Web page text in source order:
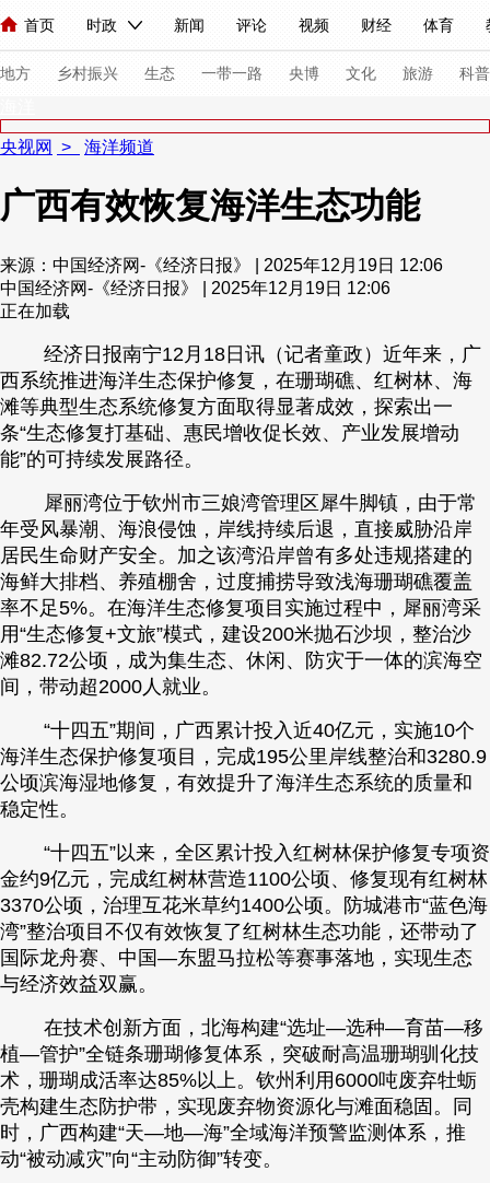
首页 时政 新闻 评论 视频 财经 体育
人民领袖习近平 联播+ 中国领导人 央视快评 习式妙语
直播 栏目大全 节目单 听音 微视频 主持人
海外频道 iPanda English Монгол
地方 乡村振兴 生态 一带一路 央博 文化 旅游 科普
总台春晚 网络春晚
人民领袖习近平 联播+ 热解读 天天学习
现场 前线 比划 快看 蓝海中国 新兵请入列
体育 直播 竞猜 2026年世界杯 2026年冬奥会
VIP会员 CCTV奥林匹克频道
财经 教育 乡村振兴 生态环境 一带一路 央博
大国智造 大国展会 大国保险 云顶对话 云起
央视网 > 海洋频道
广西有效恢复海洋生态功能
来源：中国经济网-《经济日报》 | 2025年12月19日 12:06
中国经济网-《经济日报》 | 2025年12月19日 12:06
正在加载
经济日报南宁12月18日讯（记者童政）近年来，广
西系统推进海洋生态保护修复，在珊瑚礁、红树林、海
滩等典型生态系统修复方面取得显著成效，探索出一
条“生态修复打基础、惠民增收促长效、产业发展增动
能”的可持续发展路径。
犀丽湾位于钦州市三娘湾管理区犀牛脚镇，由于常
年受风暴潮、海浪侵蚀，岸线持续后退，直接威胁沿岸
居民生命财产安全。加之该湾沿岸曾有多处违规搭建的
海鲜大排档、养殖棚舍，过度捕捞导致浅海珊瑚礁覆盖
率不足5%。在海洋生态修复项目实施过程中，犀丽湾采
用“生态修复+文旅”模式，建设200米抛石沙坝，整治沙
滩82.72公顷，成为集生态、休闲、防灾于一体的滨海空
间，带动超2000人就业。
“十四五”期间，广西累计投入近40亿元，实施10个
海洋生态保护修复项目，完成195公里岸线整治和3280.9
公顷滨海湿地修复，有效提升了海洋生态系统的质量和
稳定性。
“十四五”以来，全区累计投入红树林保护修复专项资
金约9亿元，完成红树林营造1100公顷、修复现有红树林
3370公顷，治理互花米草约1400公顷。防城港市“蓝色海
湾”整治项目不仅有效恢复了红树林生态功能，还带动了
国际龙舟赛、中国—东盟马拉松等赛事落地，实现生态
与经济效益双赢。
在技术创新方面，北海构建“选址—选种—育苗—移
植—管护”全链条珊瑚修复体系，突破耐高温珊瑚驯化技
术，珊瑚成活率达85%以上。钦州利用6000吨废弃牡蛎
壳构建生态防护带，实现废弃物资源化与滩面稳固。同
时，广西构建“天—地—海”全域海洋预警监测体系，推
动“被动减灾”向“主动防御”转变。